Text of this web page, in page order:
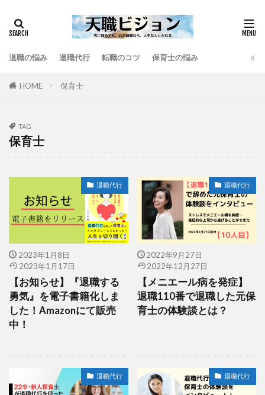
退職の悩み 退職代行 転職のコツ 保育士の悩み
HOME 保育士
TAG
保育士
退職代行
2023年1月8日
2023年1月17日
【お知らせ】『退職する
勇気』を電子書籍化しま
した！Amazonにて販売
中！
退職代行
2022年9月27日
2022年12月27日
【メニエール病を発症】
退職110番で退職した元保
育士の体験談とは？
退職代行 退職代行